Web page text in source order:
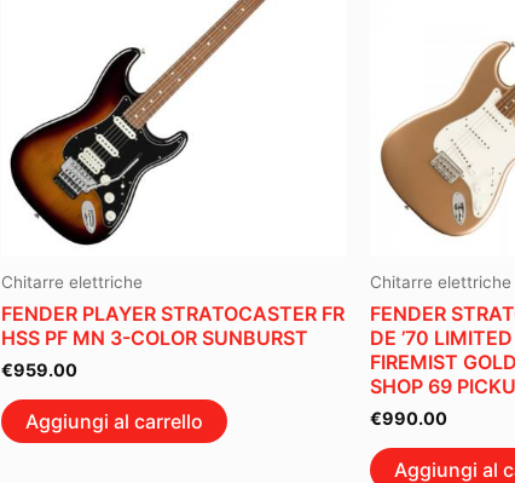
Chitarre elettriche
FENDER PLAYER STRATOCASTER FR
HSS PF MN 3-COLOR SUNBURST
€959.00
Aggiungi al carrello
Chitarre elettriche
FENDER
DE ’70
FIREMIST
SHOP 69
€990.00
Aggiungi al